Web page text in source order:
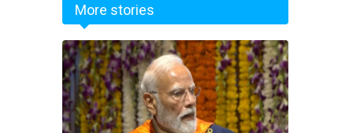
More stories